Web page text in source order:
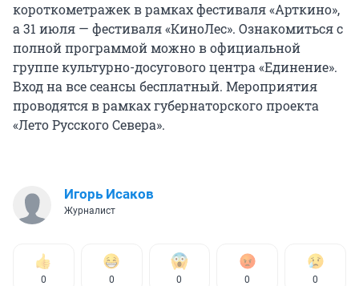
короткометражек в рамках фестиваля «Арткино»,
а 31 июля — фестиваля «КиноЛес». Ознакомиться с
полной программой можно в официальной
группе культурно-досугового центра «Единение».
Вход на все сеансы бесплатный. Мероприятия
проводятся в рамках губернаторского проекта
«Лето Русского Севера».
Игорь Исаков
Журналист
0 0 0 0 0